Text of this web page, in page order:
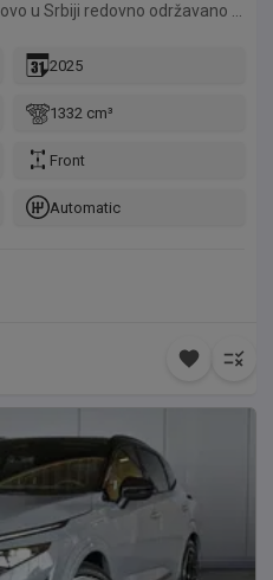
u Srbiji redovno održavano u
2025
1332 cm³
Front
Automatic